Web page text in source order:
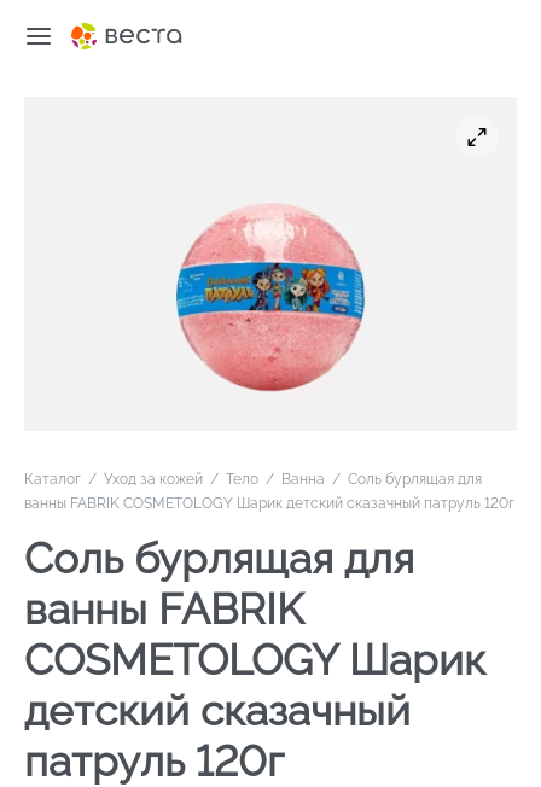
Каталог / Уход за кожей / Тело / Ванна / Соль бурлящая для
ванны FABRIK COSMETOLOGY Шарик детский сказачный патруль 120г
Соль бурлящая для
ванны FABRIK
COSMETOLOGY Шарик
детский сказачный
патруль 120г